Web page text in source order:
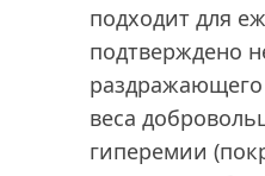
подходит для
подтверждено
раздражающего
веса
гиперемии